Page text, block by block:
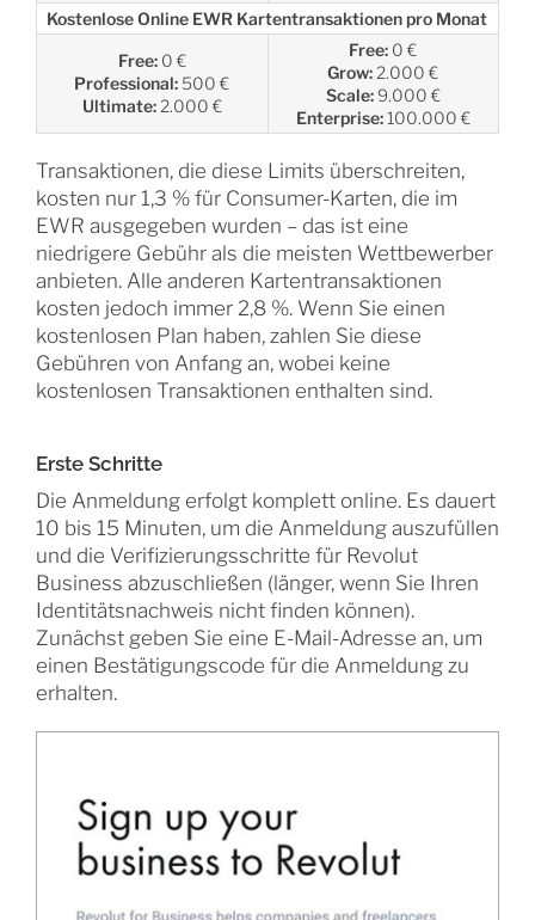
Kostenlose Online EWR Kartentransaktionen pro Monat
Free:0 €
Professional: 500 €
Ultimate:2.000 €
Free: 0 €
Grow: 2.000 €
Scale:9.000 €
Enterprise:100.000 €
Transaktionen, die diese Limits überschreiten,
kosten nur 1,3 % für Consumer-Karten, die im
EWR ausgegeben wurden – das ist eine
niedrigere Gebühr als die meisten Wettbewerber
anbieten. Alle anderen Kartentransaktionen
kosten jedoch immer 2,8 %. Wenn Sie einen
kostenlosen Plan haben, zahlen Sie diese
Gebühren von Anfang an, wobei keine
kostenlosen Transaktionen enthalten sind.
Erste Schritte
Die Anmeldung erfolgt komplett online. Es dauert
10 bis 15 Minuten, um die Anmeldung auszufüllen
und die Verifizierungsschritte für Revolut
Business abzuschließen (länger, wenn Sie Ihren
Identitätsnachweis nicht finden können).
Zunächst geben Sie eine E-Mail-Adresse an, um
einen Bestätigungscode für die Anmeldung zu
erhalten.